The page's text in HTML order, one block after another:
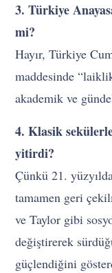
3. Türkiye
mi?
Hayır, Türkiye
maddesinde
akademik ve
4. Klasik
yitirdi?
Çünkü 21.
tamamen geri
ve Taylor gibi
değiştirerek
güçlendiğini